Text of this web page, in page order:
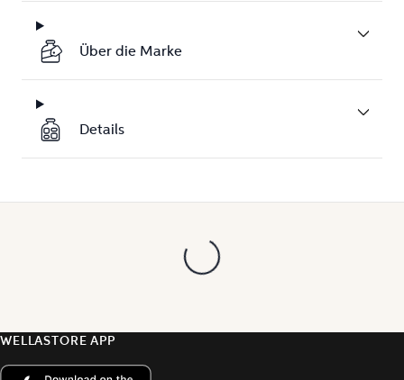
Über die Marke
Details
WELLASTORE APP